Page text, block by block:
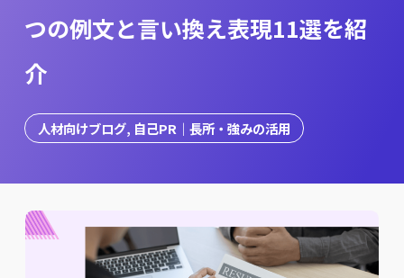
つの例文と言い換え表現11選を紹
介
人材向けブログ, 自己PR｜長所・強みの活用